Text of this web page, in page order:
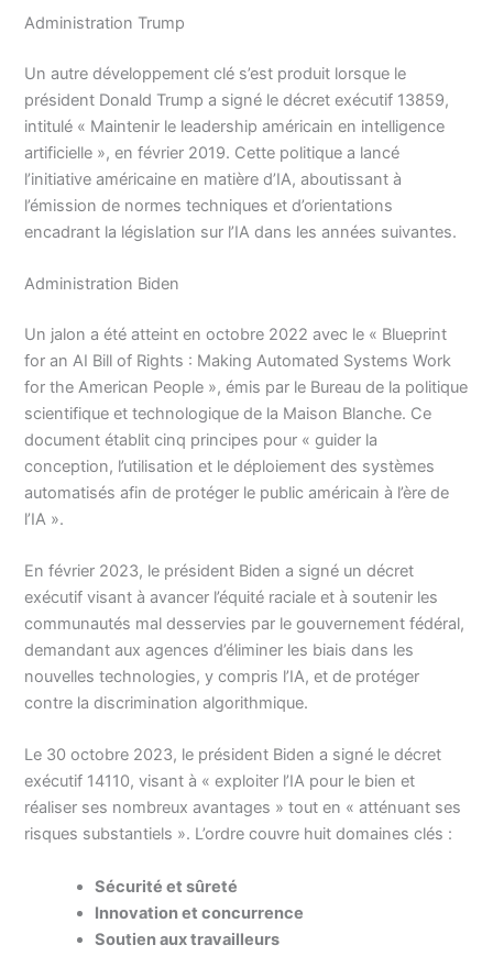
Administration Trump
Un autre développement clé s’est produit lorsque le
président Donald Trump a signé le décret exécutif 13859,
intitulé « Maintenir le leadership américain en intelligence
artificielle », en février 2019. Cette politique a lancé
l’initiative américaine en matière d’IA, aboutissant à
l’émission de normes techniques et d’orientations
encadrant la législation sur l’IA dans les années suivantes.
Administration Biden
Un jalon a été atteint en octobre 2022 avec le « Blueprint
for an AI Bill of Rights : Making Automated Systems Work
for the American People », émis par le Bureau de la politique
scientifique et technologique de la Maison Blanche. Ce
document établit cinq principes pour « guider la
conception, l’utilisation et le déploiement des systèmes
automatisés afin de protéger le public américain à l’ère de
l’IA ».
En février 2023, le président Biden a signé un décret
exécutif visant à avancer l’équité raciale et à soutenir les
communautés mal desservies par le gouvernement fédéral,
demandant aux agences d’éliminer les biais dans les
nouvelles technologies, y compris l’IA, et de protéger
contre la discrimination algorithmique.
Le 30 octobre 2023, le président Biden a signé le décret
exécutif 14110, visant à « exploiter l’IA pour le bien et
réaliser ses nombreux avantages » tout en « atténuant ses
risques substantiels ». L’ordre couvre huit domaines clés :
Sécurité et sûreté
Innovation et concurrence
Soutien aux travailleurs